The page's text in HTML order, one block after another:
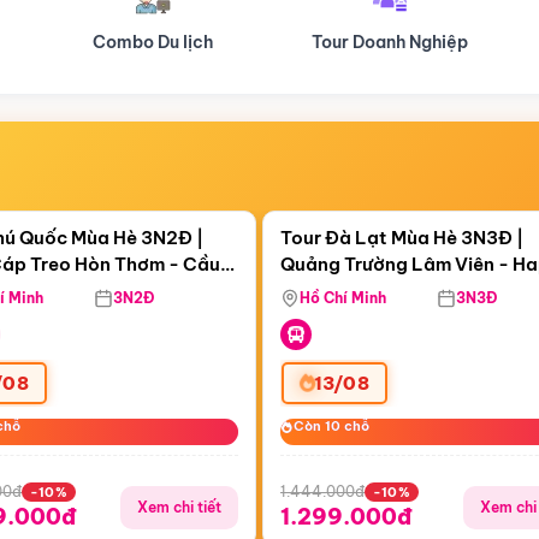
Tour Doanh Nghiệp Du lịch Hành Hương
14:33:50
Treo Hòn Thơm
Quốc Mùa Hè 3N2Đ |
Treo Hòn Thơm - Cầu
Viên Nước Aquatopia
Minh 3N2Đ
-10%
Xem chi tiết
Còn05 ngày 14:33:50
Tour Đà Lạt Mùa Hè 3N3Đ |
Quảng Trường Lâm Viên -
Hill - Puppy Farm
Hồ Chí Minh 3N3Đ
13/08
Còn 10 chỗ
Còn 10 chỗ
1.444.000đ -10%
1.299.000đ Xem